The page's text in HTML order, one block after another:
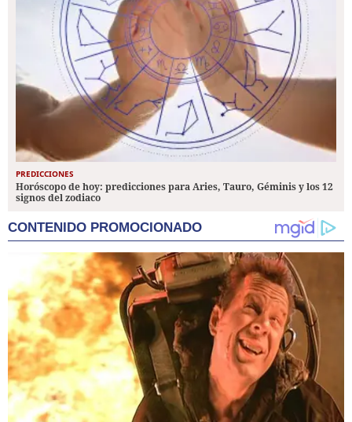
PREDICCIONES
Horóscopo de hoy: predicciones para Aries, Tauro, Géminis y los 12
signos del zodiaco
CONTENIDO PROMOCIONADO